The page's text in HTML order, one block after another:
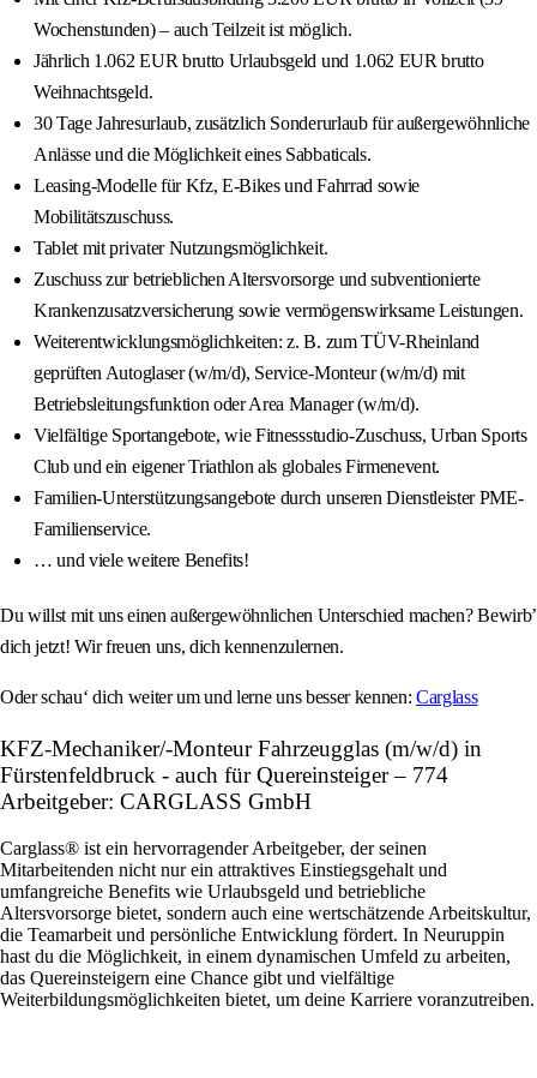
Wochenstunden) – auch Teilzeit ist möglich.
Jährlich 1.062 EUR brutto Urlaubsgeld und 1.062 EUR brutto
Weihnachtsgeld.
30 Tage Jahresurlaub, zusätzlich Sonderurlaub für außergewöhnliche
Anlässe und die Möglichkeit eines Sabbaticals.
Leasing-Modelle für Kfz, E-Bikes und Fahrrad sowie
Mobilitätszuschuss.
Tablet mit privater Nutzungsmöglichkeit.
Zuschuss zur betrieblichen Altersvorsorge und subventionierte
Krankenzusatzversicherung sowie vermögenswirksame Leistungen.
Weiterentwicklungsmöglichkeiten: z. B. zum TÜV-Rheinland
geprüften Autoglaser (w/m/d), Service-Monteur (w/m/d) mit
Betriebsleitungsfunktion oder Area Manager (w/m/d).
Vielfältige Sportangebote, wie Fitnessstudio-Zuschuss, Urban Sports
Club und ein eigener Triathlon als globales Firmenevent.
Familien-Unterstützungsangebote durch unseren Dienstleister PME-
Familienservice.
… und viele weitere Benefits!
Du willst mit uns einen außergewöhnlichen Unterschied machen? Bewirb’
dich jetzt! Wir freuen uns, dich kennenzulernen.
Oder schau‘ dich weiter um und lerne uns besser kennen:Carglass
KFZ-Mechaniker/-Monteur Fahrzeugglas (m/w/d) in
Fürstenfeldbruck - auch für Quereinsteiger – 774
Arbeitgeber: CARGLASS GmbH
Carglass® ist ein hervorragender Arbeitgeber, der seinen
Mitarbeitenden nicht nur ein attraktives Einstiegsgehalt und
umfangreiche Benefits wie Urlaubsgeld und betriebliche
Altersvorsorge bietet, sondern auch eine wertschätzende Arbeitskultur,
die Teamarbeit und persönliche Entwicklung fördert. In Neuruppin
hast du die Möglichkeit, in einem dynamischen Umfeld zu arbeiten,
das Quereinsteigern eine Chance gibt und vielfältige
Weiterbildungsmöglichkeiten bietet, um deine Karriere voranzutreiben.